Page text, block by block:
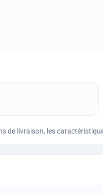
de livraison, les